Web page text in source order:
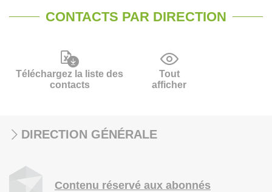
CONTACTS PAR DIRECTION
Téléchargez la liste des
contacts
Tout
afficher
DIRECTION GÉNÉRALE
Contenu réservé aux abonnés